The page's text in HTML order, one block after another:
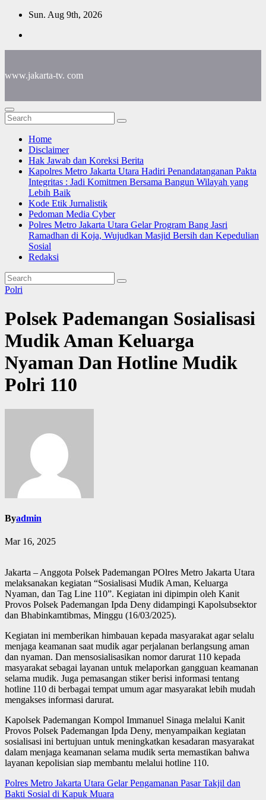
Skip
content
Sun. Aug 9th, 2026
www.jakarta-tv. com
Home
Disclaimer
Hak Jawab dan Koreksi Berita
Kapolres Metro Jakarta Utara Hadiri Penandatanganan Pakta
Integritas : Jadi Komitmen Bersama Bangun Wilayah yang
Lebih Baik
Kode Etik Jurnalistik
Pedoman Media Cyber
Polres Metro Jakarta Utara Gelar Program Bang Jasri
Ramadhan di Koja, Wujudkan Masjid Bersih dan Kepedulian
Sosial
Redaksi
Polri
Polsek Pademangan Sosialisasi
Mudik Aman Keluarga
Nyaman Dan Hotline Mudik
Polri 110
Byadmin
Mar 16, 2025
Jakarta – Anggota Polsek Pademangan POlres Metro Jakarta Utara
melaksanakan kegiatan “Sosialisasi Mudik Aman, Keluarga
Nyaman, dan Tag Line 110”. Kegiatan ini dipimpin oleh Kanit
Provos Polsek Pademangan Ipda Deny didampingi Kapolsubsektor
dan Bhabinkamtibmas, Minggu (16/03/2025).
Kegiatan ini memberikan himbauan kepada masyarakat agar selalu
menjaga keamanan saat mudik agar perjalanan berlangsung aman
dan nyaman. Dan mensosialisasikan nomor darurat 110 kepada
masyarakat sebagai layanan untuk melaporkan gangguan keamanan
selama mudik. Juga pemasangan stiker berisi informasi tentang
hotline 110 di berbagai tempat umum agar masyarakat lebih mudah
mengakses informasi darurat.
Kapolsek Pademangan Kompol Immanuel Sinaga melalui Kanit
Provos Polsek Pademangan Ipda Deny, menyampaikan kegiatan
sosialisasi ini bertujuan untuk meningkatkan kesadaran masyarakat
dalam menjaga keamanan selama mudik serta memastikan bahwa
layanan kepolisian siap membantu melalui hotline 110.
Post
Polres Metro Jakarta Utara Gelar Pengamanan Pasar Takjil dan
Bakti Sosial di Kapuk Muara